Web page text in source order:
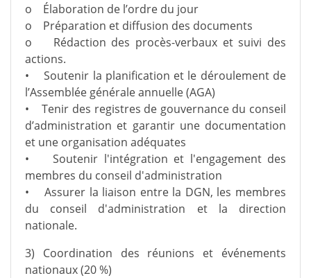
o Élaboration de l’ordre du jour
o Préparation et diffusion des documents
o Rédaction des procès-verbaux et suivi des
actions.
• Soutenir la planification et le déroulement de
l’Assemblée générale annuelle (AGA)
• Tenir des registres de gouvernance du conseil
d’administration et garantir une documentation
et une organisation adéquates
• Soutenir l'intégration et l'engagement des
membres du conseil d'administration
• Assurer la liaison entre la DGN, les membres
du conseil d'administration et la direction
nationale.
3) Coordination des réunions et événements
nationaux (20 %)